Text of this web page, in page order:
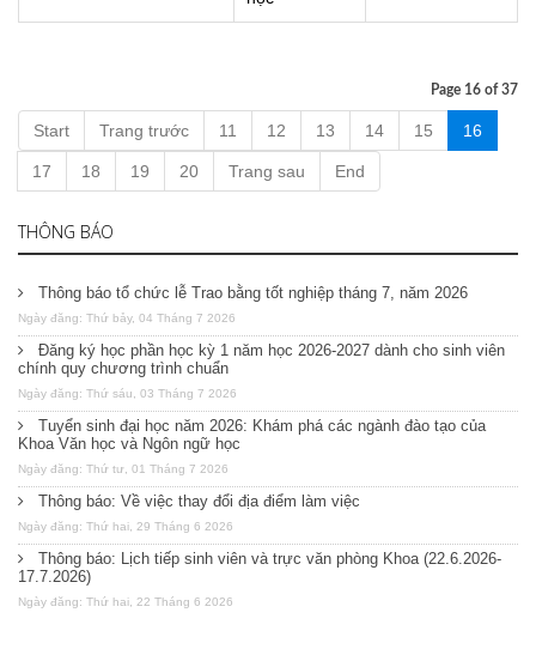
Page 16 of 37
Start Trang trước 11 12 13 14 15 16
17 18 19 20 Trang sau End
THÔNG BÁO
Thông báo tổ chức lễ Trao bằng tốt nghiệp tháng 7, năm 2026
Ngày đăng: Thứ bảy, 04 Tháng 7 2026
Đăng ký học phần học kỳ 1 năm học 2026-2027 dành cho sinh viên
chính quy chương trình chuẩn
Ngày đăng: Thứ sáu, 03 Tháng 7 2026
Tuyển sinh đại học năm 2026: Khám phá các ngành đào tạo của
Khoa Văn học và Ngôn ngữ học
Ngày đăng: Thứ tư, 01 Tháng 7 2026
Thông báo: Về việc thay đổi địa điểm làm việc
Ngày đăng: Thứ hai, 29 Tháng 6 2026
Thông báo: Lịch tiếp sinh viên và trực văn phòng Khoa (22.6.2026-
17.7.2026)
Ngày đăng: Thứ hai, 22 Tháng 6 2026